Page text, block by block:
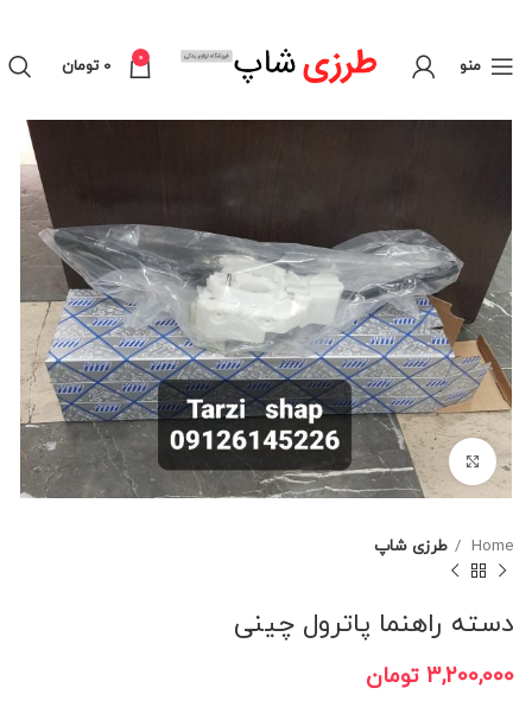
منو 0
0 تومان
برای بزرگنمایی کلیک کنید
Home طرزی شاپ
دسته راهنما پاترول چینی
3,200,000 تومان